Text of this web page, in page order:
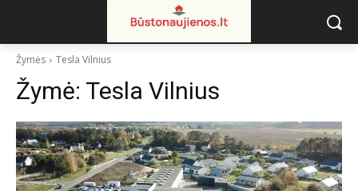
Žymės Tesla Vilnius
Žymė: Tesla Vilnius